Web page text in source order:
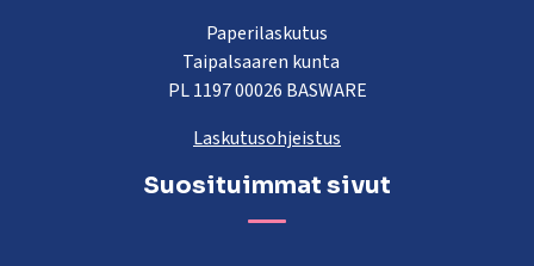
Paperilaskutus
Taipalsaaren kunta
PL 1197 00026 BASWARE
Laskutusohjeistus
Suosituimmat sivut